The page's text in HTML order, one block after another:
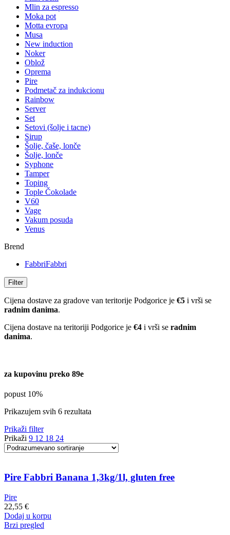
Mlin za espresso
Moka pot
Motta evropa
Musa
New induction
Noker
Oblož
Oprema
Pire
Podmetač za indukcionu
Rainbow
Server
Set
Setovi (šolje i tacne)
Sirup
Šolje, čaše, lonče
Šolje, lonče
Syphone
Tamper
Toping
Tople Čokolade
V60
Vage
Vakum posuda
Venus
Brend
FabbriFabbri
Filter
Cijena dostave za gradove van teritorije Podgorice je €5 i vrši se
radnim danima.
Cijena dostave na teritoriji Podgorice je €4 i vrši se radnim
danima.
za kupovinu preko 89e
popust 10%
Prikazujem svih 6 rezultata
Prikaži filter
Prikaži 9 12 18 24
Pire Fabbri Banana 1,3kg/1l, gluten free
Pire
22,55 €
Dodaj u korpu
Brzi pregled